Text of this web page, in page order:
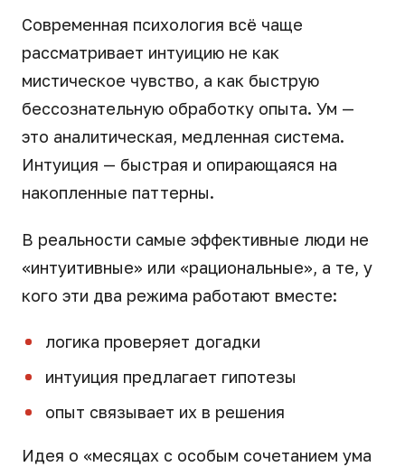
Современная психология всё чаще
рассматривает интуицию не как
мистическое чувство, а как быструю
бессознательную обработку опыта. Ум —
это аналитическая, медленная система.
Интуиция — быстрая и опирающаяся на
накопленные паттерны.
В реальности самые эффективные люди не
«интуитивные» или «рациональные», а те, у
кого эти два режима работают вместе:
логика проверяет догадки
интуиция предлагает гипотезы
опыт связывает их в решения
Идея о «месяцах с особым сочетанием ума